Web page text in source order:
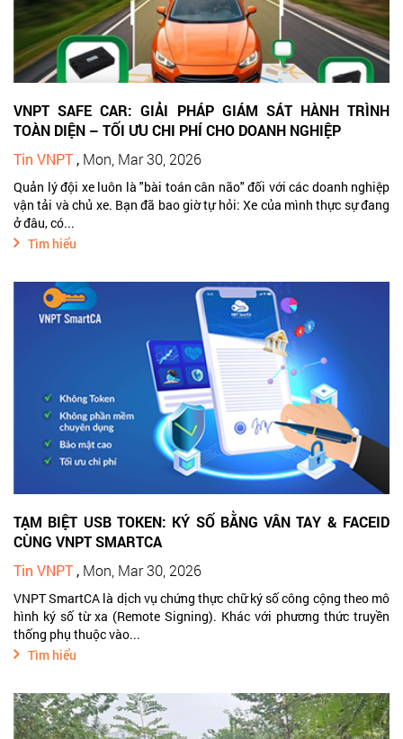
VNPT SAFE CAR: GIẢI PHÁP GIÁM SÁT HÀNH TRÌNH
TOÀN DIỆN – TỐI ƯU CHI PHÍ CHO DOANH NGHIỆP
Tin VNPT, Mon, Mar 30, 2026
Quản lý đội xe luôn là "bài toán cân não" đối với các doanh nghiệp
vận tải và chủ xe. Bạn đã bao giờ tự hỏi: Xe của mình thực sự đang
ở đâu, có...
Tìm hiểu
TẠM BIỆT USB TOKEN: KÝ SỐ BẰNG VÂN TAY & FACEID
CÙNG VNPT SMARTCA
Tin VNPT , Mon, Mar 30, 2026
VNPT SmartCA là dịch vụ chứng thực chữ ký số công cộng theo mô
hình ký số từ xa (Remote Signing). Khác với phương thức truyền
thống phụ thuộc vào...
Tìm hiểu